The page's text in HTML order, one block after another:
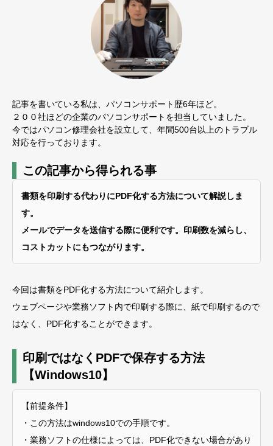
記事を書いている私は、パソコンサポート歴6年ほど。
２００社ほどの企業のパソコンサポートを担当していました。
今ではパソコン修理会社を設立して、年間500台以上のトラブル
対応を行っております。
この記事から得られる事
書類を印刷する代わりにPDF化する方法について解説しま
す。
メールでデータを送信する際に便利です。印刷数を減らし、
コストカットにもつながります。
今回は書類をPDF化する方法について紹介します。
ウェブページや業務ソフト内で印刷する際に、紙で印刷するので
はなく、PDF化することができます。
印刷ではなくPDFで保存する方法
【Windows10】
【前提条件】
・この方法はwindows10での手順です。
・業務ソフトの仕様によっては、PDF化できない場合があり